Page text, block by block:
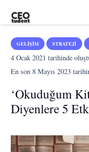
GELIŞIM STRATEJI
4 Ocak 2021 tarihinde
En son8 Mayıs 2023
‘Okuduğum
Diyenlere 5